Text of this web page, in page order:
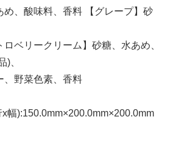
め、酸味料、香料 【グレープ】砂
ベリークリーム】砂糖、水あめ、
)、
、野菜色素、香料
幅):150.0mm×200.0mm×200.0mm